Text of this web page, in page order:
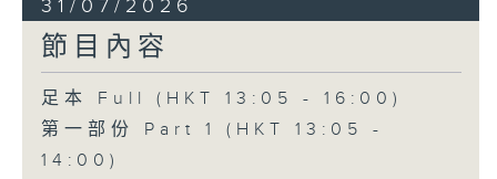
31/07/2026
節目內容
足本 Full (HKT 13:05 - 16:00)
第一部份 Part 1 (HKT 13:05 -
14:00)